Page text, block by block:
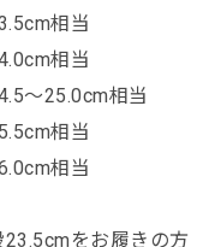
相当
相当
～25.0cm相当
相当
相当
をお履きの方